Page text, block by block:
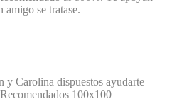
amigo se tratase.
y Carolina dispuestos ayudarte
100x100